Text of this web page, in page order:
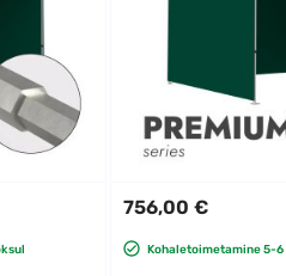
756,00 €
Kohaletoimetamine 5-